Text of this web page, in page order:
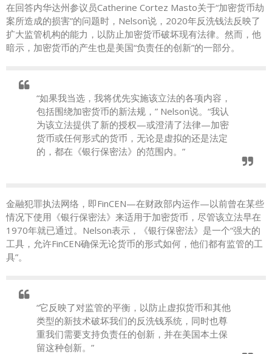
在回答内华达州参议员Catherine Cortez Masto关于“加密货币劫
案所造成的损害”的问题时，Nelson说，2020年反洗钱法反映了
扩大监管机构的能力，以防止加密货币破坏现有法律。然而，他
暗示，加密货币的产生也是美国“负责任的创新”的一部分。
“如果我当选，我将优先实施该立法的各项内容，
包括围绕加密货币的新法规，” Nelson说。“我认
为该立法提供了新的授权—或澄清了法律—加密
货币或任何形式的货币，无论是虚拟的还是法定
的，都在《银行保密法》的范围内。”
金融犯罪执法网络，即FinCEN—在财政部内运作—以前曾在某些
情况下使用《银行保密法》来适用于加密货币，尽管该立法早在
1970年就已通过。Nelson表示，《银行保密法》是一个“强大的
工具，允许FinCEN确保无论货币的形式如何，他们都有监管的工
具”。
“它反映了对监管的平衡，以防止虚拟货币和其他
类型的新技术破坏我们的反洗钱系统，同时也尊
重我们需要支持负责任的创新，并在美国本土保
留这种创新。”